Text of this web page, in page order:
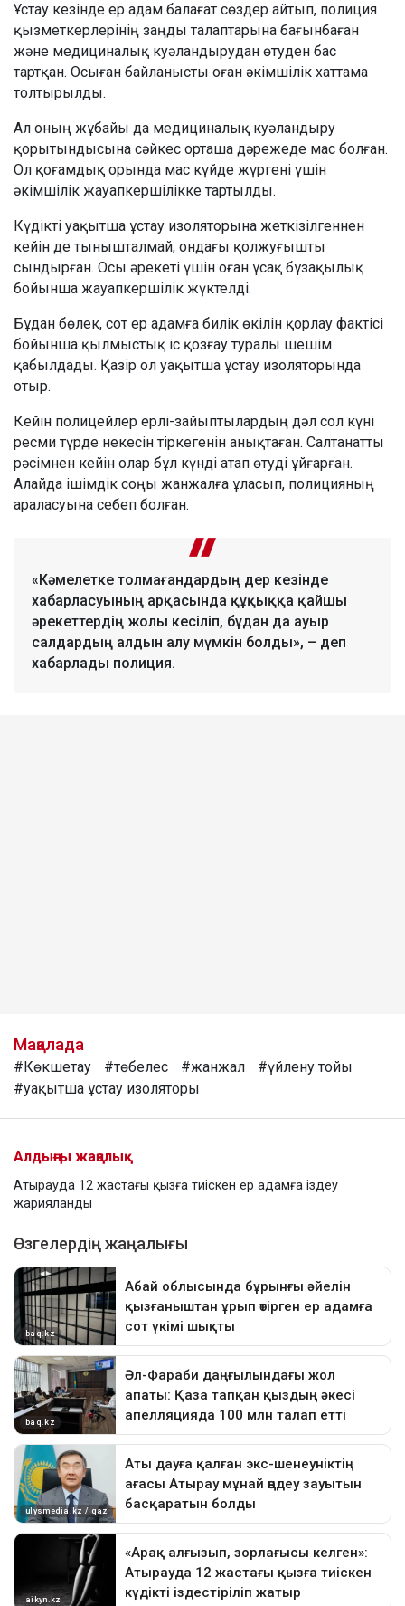
Ұстау кезінде ер адам балағат сөздер айтып, полиция
қызметкерлерінің заңды талаптарына бағынбаған
және медициналық куәландырудан өтуден бас
тартқан. Осыған байланысты оған әкімшілік хаттама
толтырылды.
Ал оның жұбайы да медициналық куәландыру
қорытындысына сәйкес орташа дәрежеде мас болған.
Ол қоғамдық орында мас күйде жүргені үшін
әкімшілік жауапкершілікке тартылды.
Күдікті уақытша ұстау изоляторына жеткізілгеннен
кейін де тынышталмай, ондағы қолжуғышты
сындырған. Осы әрекеті үшін оған ұсақ бұзақылық
бойынша жауапкершілік жүктелді.
Бұдан бөлек, сот ер адамға билік өкілін қорлау фактісі
бойынша қылмыстық іс қозғау туралы шешім
қабылдады. Қазір ол уақытша ұстау изоляторында
отыр.
Кейін полицейлер ерлі-зайыптылардың дәл сол күні
ресми түрде некесін тіркегенін анықтаған. Салтанатты
рәсімнен кейін олар бұл күнді атап өтуді ұйғарған.
Алайда ішімдік соңы жанжалға ұласып, полицияның
араласуына себеп болған.
«Кәмелетке толмағандардың дер кезінде
хабарласуының арқасында құқыққа қайшы
әрекеттердің жолы кесіліп, бұдан да ауыр
салдардың алдын алу мүмкін болды», – деп
хабарлады полиция.
Мақалада
#Көкшетау #төбелес #жанжал
#үйлену тойы
#уақытша ұстау изоляторы
Алдыңғы жаңалық
Атырауда 12 жастағы қызға тиіскен ер адамға іздеу
жарияланды